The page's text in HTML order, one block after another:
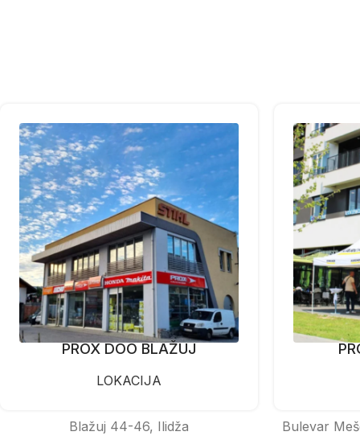
PROX DOO BLAŽUJ
LOKACIJA
Blažuj 44-46, Ilidža Bulevar